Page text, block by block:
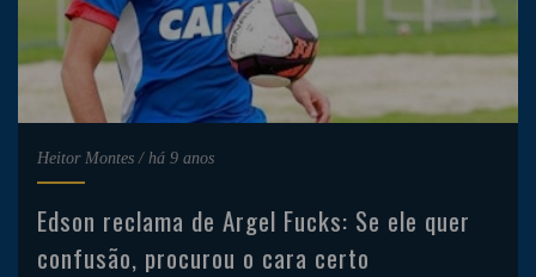
Heitor Montes / há 9 anos
Edson reclama de Argel Fucks: Se ele quer
confusão, procurou o cara certo